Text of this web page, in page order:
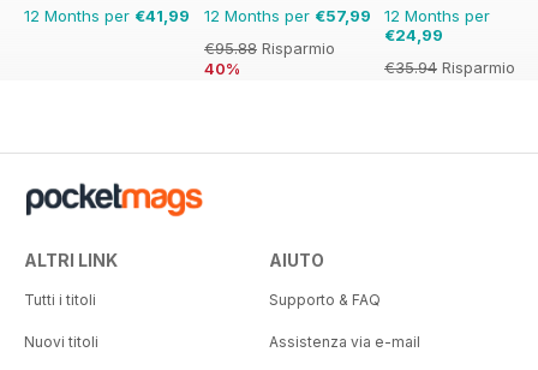
12 Months per €41,99 12 Months per €57,99
€95.88 Risparmio
40%
12 Months per
€24,99
€35.94 Risparmio
ALTRI LINK
Tutti i titoli
Nuovi titoli
AIUTO
Supporto & FAQ
Assistenza via e-mail